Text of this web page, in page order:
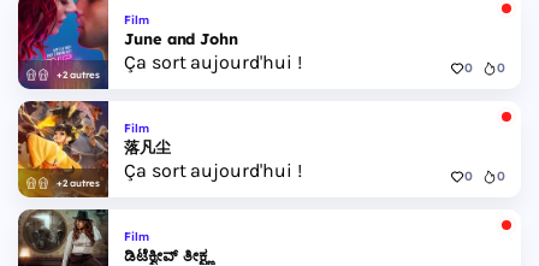
+2 autres
Film
June and John
Ça sort aujourd'hui ! 0 0
+2 autres
Film
落凡尘
Ça sort aujourd'hui ! 0 0
Film
ಡಿಟೆಕ್ವೀವ್ ತೀಕ್ಷ್ಣ